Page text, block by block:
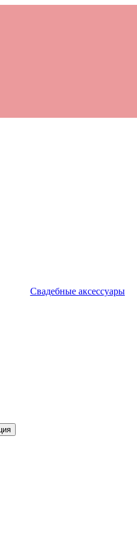
Свадебные аксессуары